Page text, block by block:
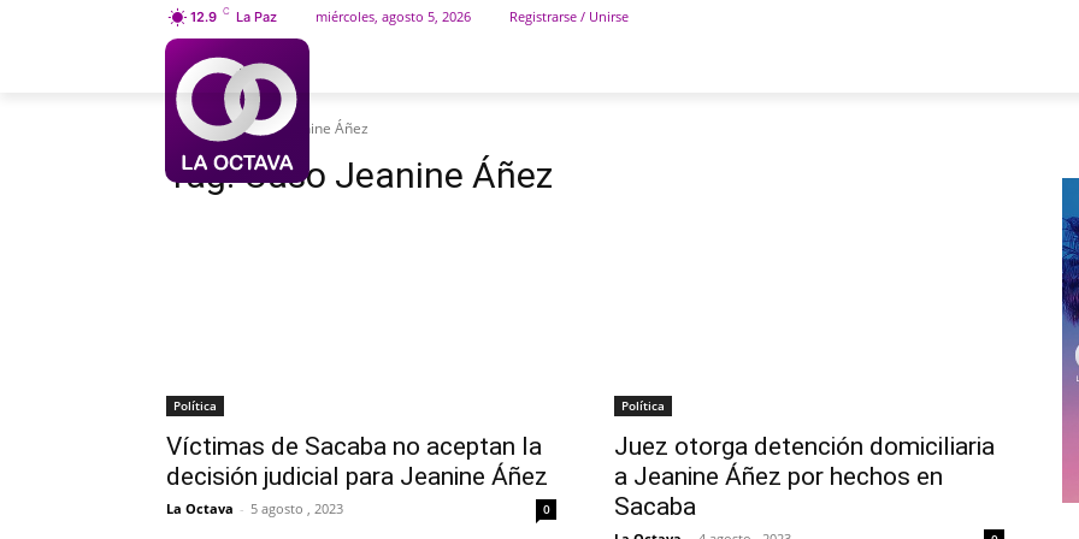
12.9 C La Paz miércoles, agosto 5, 2026 Registrarse / Unirse
Etiquetas Caso Jeanine Áñez
Tag:Caso Jeanine Áñez
Política
Víctimas de Sacaba no aceptan la
decisión judicial para Jeanine Áñez
La Octava - 5 agosto , 2023 0
Política
Juez otorga detención domiciliaria
a Jeanine Áñez por hechos en
Sacaba